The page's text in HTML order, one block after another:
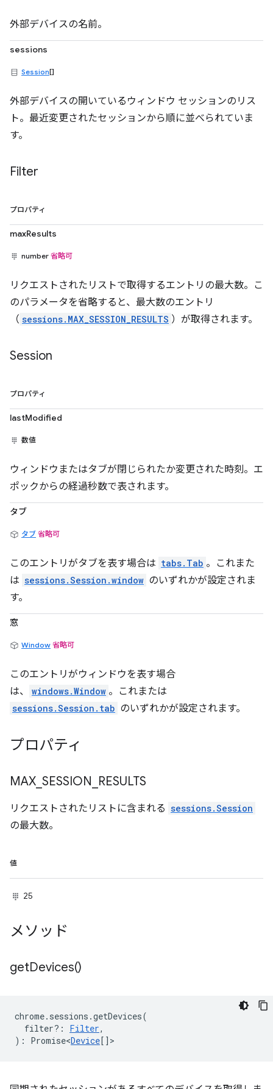
外部デバイスの名前。
sessions
Session[]
外部デバイスの開いているウィンドウ セッションのリス
ト。最近変更されたセッションから順に並べられていま
す。
Filter
プロパティ
maxResults
number 省略可
リクエストされたリストで取得するエントリの最大数。こ
のパラメータを省略すると、最大数のエントリ
（ sessions.MAX_SESSION_RESULTS ）が取得されます。
Session
プロパティ
lastModified
数値
ウィンドウまたはタブが閉じられたか変更された時刻。エ
ポックからの経過秒数で表されます。
タブ
タブ 省略可
このエントリがタブを表す場合は tabs.Tab 。これまた
は sessions.Session.window のいずれかが設定されま
す。
窓
Window 省略可
このエントリがウィンドウを表す場合
は、
windows.Window 。これまたは
sessions.Session.tab のいずれかが設定されます。
プロパティ
MAX SESSION RESULTS
リクエストされたリストに含まれる sessions.Session
の最大数。
値
25
メソッド
getDevices()
chrome. sessions .getDevices(
filter? : Filter,
) : Promise<Device[] >